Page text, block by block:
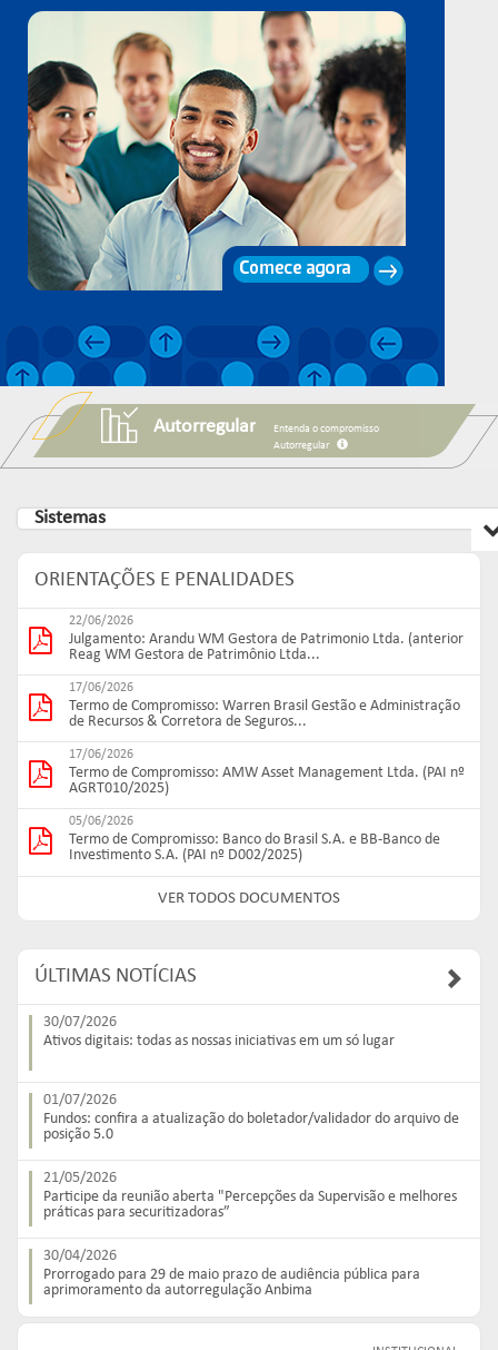
Autorregular
Entenda o compromisso
Autorregular
Sistemas
ORIENTAÇÕES E PENALIDADES
22/06/2026
Julgamento: Arandu WM Gestora de Patrimonio Ltda. (anterior
Reag WM Gestora de Patrimônio Ltda...
17/06/2026
Termo de Compromisso: Warren Brasil Gestão e Administração
de Recursos & Corretora de Seguros...
17/06/2026
Termo de Compromisso: AMW Asset Management Ltda. (PAI nº
AGRT010/2025)
05/06/2026
Termo de Compromisso: Banco do Brasil S.A. e BB-Banco de
Investimento S.A. (PAI nº D002/2025)
VER TODOS DOCUMENTOS
ÚLTIMAS NOTÍCIAS
30/07/2026
Ativos digitais: todas as nossas iniciativas em um só lugar
01/07/2026
Fundos: confira a atualização do boletador/validador do arquivo de
posição 5.0
21/05/2026
Participe da reunião aberta "Percepções da Supervisão e melhores
práticas para securitizadoras”
30/04/2026
Prorrogado para 29 de maio prazo de audiência pública para
aprimoramento da autorregulação Anbima